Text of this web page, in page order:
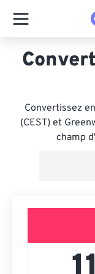
Convertissez
(CEST) et
champ